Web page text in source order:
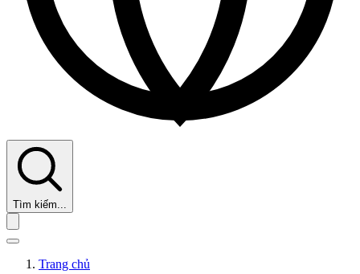
Tìm kiếm...
Trang chủ